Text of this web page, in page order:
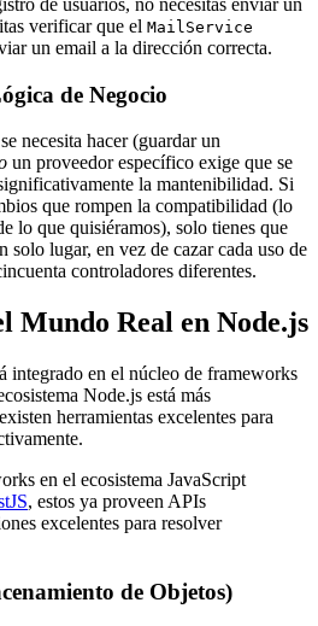
verificar que el MailService
un email a la dirección correcta.
de Negocio
necesita hacer (guardar un
un proveedor específico exige que se
la mantenibilidad. Si
que rompen la compatibilidad (lo
lo que quisiéramos), solo tienes que
solo lugar, en vez de cazar cada uso de
controladores diferentes.
Mundo Real en Node.js
integrado en el núcleo de frameworks
Node.js está más
herramientas excelentes para
en el ecosistema JavaScript
, estos ya proveen APIs
excelentes para resolver
de Objetos)